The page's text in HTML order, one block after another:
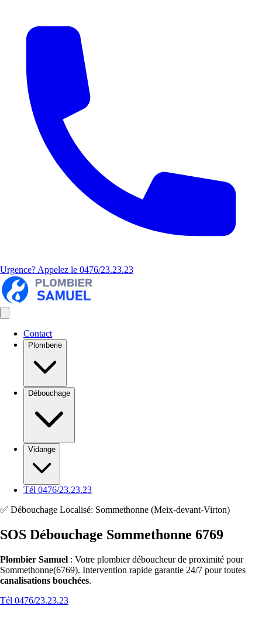
Urgence? Appelez le 0476/23.23.23
Contact
Plomberie
Débouchage
Vidange
Tél 0476/23.23.23
✅ Débouchage Localisé: Sommethonne (Meix-devant-Virton)
SOS Débouchage Sommethonne 6769
Plombier Samuel : Votre plombier déboucheur de proximité pour
Sommethonne(6769). Intervention rapide garantie 24/7 pour toutes
canalisations bouchées.
Tél 0476/23.23.23